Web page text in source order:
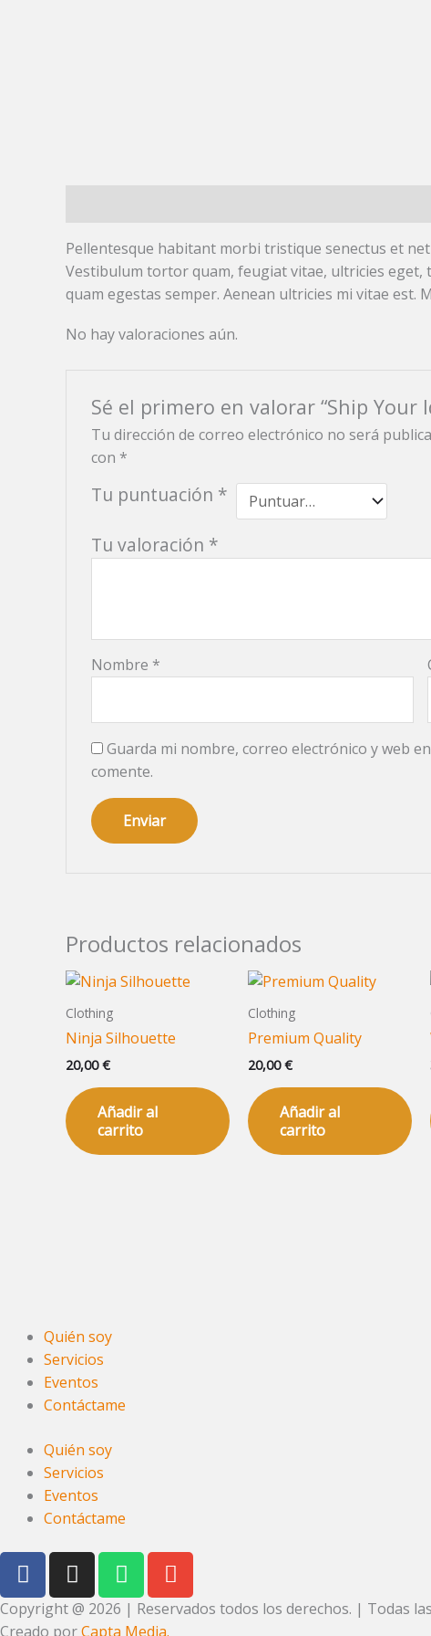
Pellentesque habitant morbi tristique senectus et
Vestibulum tortor quam, feugiat vitae, ultricies
quam egestas semper. Aenean ultricies mi vitae est.
No hay valoraciones aún.
Sé el primero en valorar “Ship Your
Tu dirección de correo electrónico no será
con *
Tu puntuación *
Tu valoración *
Nombre *
Guarda mi nombre, correo electrónico y web
comente.
Productos relacionados
Clothing
Ninja Silhouette
20,00€
Añadir al
carrito
Clothing
Premium Quality
20,00€
Añadir al
carrito
Quién soy
Servicios
Eventos
Contáctame
Quién soy
Servicios
Eventos
Contáctame
F
a
c
I
n
s
W
h
a
E
n
v
Copyright @ 2026 | Reservados todos los derechos. | Todas
Creado porCapta Media.